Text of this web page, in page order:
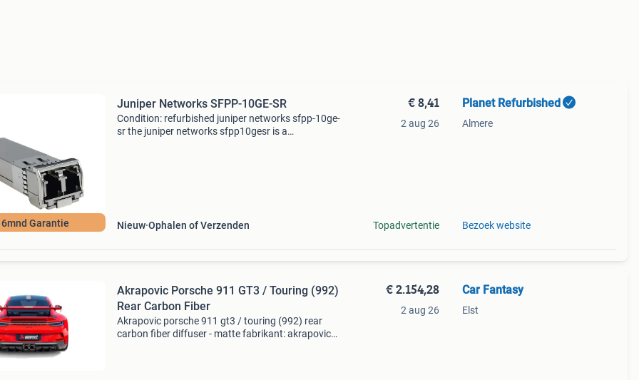
Garantie
Juniper Networks SFPP-10GE-SR
Condition: refurbished juniper networks sfpp-10ge-
sr the juniper networks sfpp10gesr is a
Nieuw Ophalen of Verzenden
€ 8,41
2 aug 26
Topadvertentie
Planet Refurbished
Almere
Bezoek website
Akrapovic Porsche 911 GT3 / Touring (992)
Rear Carbon Fiber
Akrapovic porsche 911 gt3 / touring (992) rear
carbon fiber diffuser - matte fabrikant: akrapovic
€ 2.154,28
2 aug 26
Car Fantasy
Elst